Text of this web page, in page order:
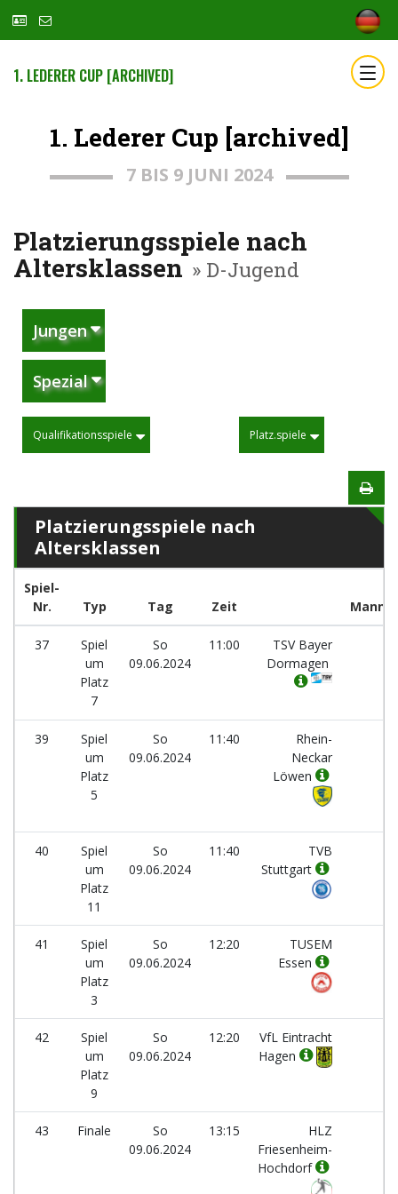
1. LEDERER CUP [ARCHIVED]
1. Lederer Cup [archived]
7 BIS 9 JUNI 2024
Platzierungsspiele nach
Altersklassen » D-Jugend
Jungen
Spezial
Qualifikationsspiele Platz.spiele
Platzierungsspiele nach
Altersklassen
Spiel-
Nr.
Typ Tag Zeit
37
Spiel
um
Platz
7
So
09.06.2024
11:00
TSV Bayer
Dormagen
39
Spiel
um
Platz
5
So
09.06.2024
11:40
Rhein-
Neckar
Löwen
40
Spiel
um
Platz
11
So
09.06.2024
11:40
TVB
Stuttgart
41
Spiel
um
Platz
3
So
09.06.2024
12:20
TUSEM
Essen
42
Spiel
um
Platz
9
So
09.06.2024
12:20
VfL Eintracht
Hagen
43 Finale
So
09.06.2024
13:15
HLZ
Friesenheim-
Hochdorf